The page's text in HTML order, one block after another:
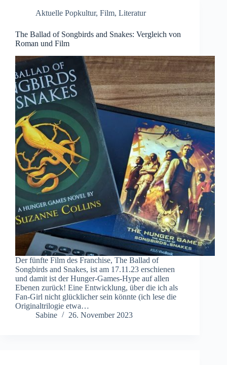
Aktuelle Popkultur, Film, Literatur
The Ballad of Songbirds and Snakes: Vergleich von
Roman und Film
Der fünfte Film des Franchise, The Ballad of
Songbirds and Snakes, ist am 17.11.23 erschienen
und damit ist der Hunger-Games-Hype auf allen
Ebenen zurück! Eine Entwicklung, über die ich als
Fan-Girl nicht glücklicher sein könnte (ich lese die
Originaltrilogie etwa…
Sabine
26. November 2023